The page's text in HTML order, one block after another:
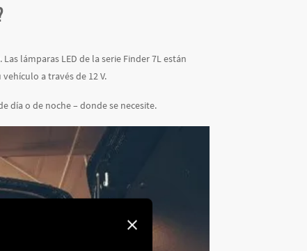
lámparas LED de la serie Finder 7L están
a través de 12 V.
día o de noche – donde se necesite.